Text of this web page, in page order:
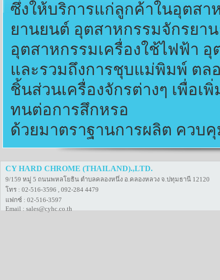
ซึ่งให้บริการแก่ลูกค้าในอุตสา
ยานยนต์ อุตสาหกรรมจักรยา
อุตสาหกรรมเครื่องใช้ไฟฟ้า
และรวมถึงการชุบแม่พิมพ์ ตล
ชิ้นส่วนเครื่องจักรต่างๆ เพื่อเ
ทนต่อการสึกหรอ
ด้วยมาตราฐานการผลิต ควบ
CY HARD CHROME (THAILAND).,LTD.
9/159 หมู่ 5 ถนนพหลโยธิน ตำบลคลองหนึ่ง อ.คลองหลวง จ.ปทุมธานี 12120
โทร : 02-516-3596 , 092-284 4479
แฟกซ์ : 02-516-3597
Email : sales@cyhc.co.th